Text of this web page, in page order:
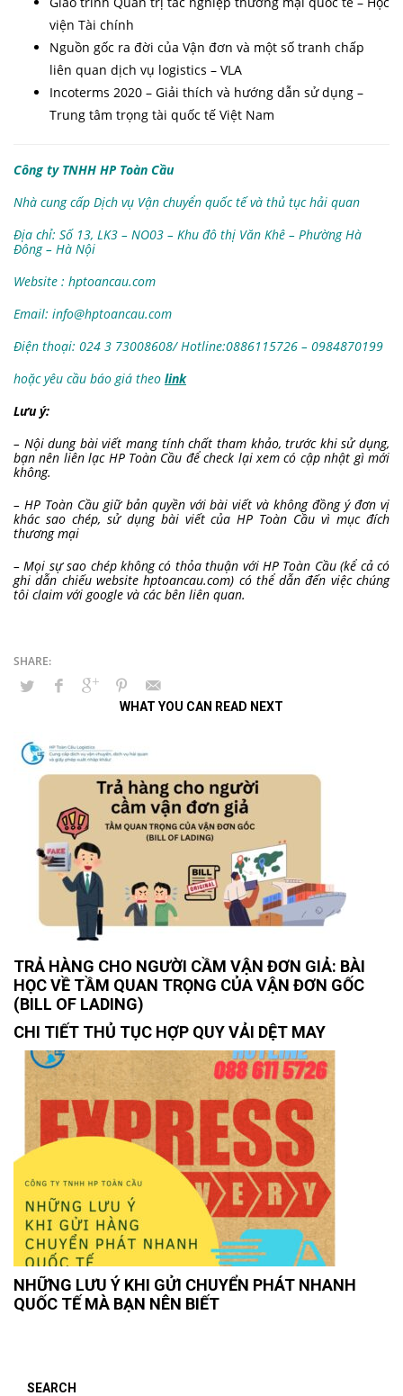
viện Tài chính
Nguồn gốc ra đời của Vận đơn và một số tranh chấp
liên quan dịch vụ logistics – VLA
Incoterms 2020 – Giải thích và hướng dẫn sử dụng –
Trung tâm trọng tài quốc tế Việt Nam
Công ty TNHH HP Toàn Cầu
Nhà cung cấp Dịch vụ Vận chuyển quốc tế và thủ tục hải quan
Địa chỉ: Số 13, LK3 – NO03 – Khu đô thị Văn Khê – Phường Hà
Đông – Hà Nội
Website : hptoancau.com
Email: info@hptoancau.com
Điện thoại: 024 3 73008608/ Hotline:0886115726 – 0984870199
hoặc yêu cầu báo giá theo link
Lưu ý:
– Nội dung bài viết mang tính chất tham khảo, trước khi sử dụng,
bạn nên liên lạc HP Toàn Cầu để check lại xem có cập nhật gì mới
không.
– HP Toàn Cầu giữ bản quyền với bài viết và không đồng ý đơn vị
khác sao chép, sử dụng bài viết của HP Toàn Cầu vì mục đích
thương mại
– Mọi sự sao chép không có thỏa thuận với HP Toàn Cầu (kể cả có
ghi dẫn chiếu website hptoancau.com) có thể dẫn đến việc chúng
tôi claim với google và các bên liên quan.
WHAT YOU CAN READ NEXT
TRẢ HÀNG CHO NGƯỜI CẦM VẬN ĐƠN GIẢ: BÀI
HỌC VỀ TẦM QUAN TRỌNG CỦA VẬN ĐƠN GỐC
(BILL OF LADING)
CHI TIẾT THỦ TỤC HỢP QUY VẢI DỆT MAY
NHỮNG LƯU Ý KHI GỬI CHUYỂN PHÁT NHANH
QUỐC TẾ MÀ BẠN NÊN BIẾT
SEARCH